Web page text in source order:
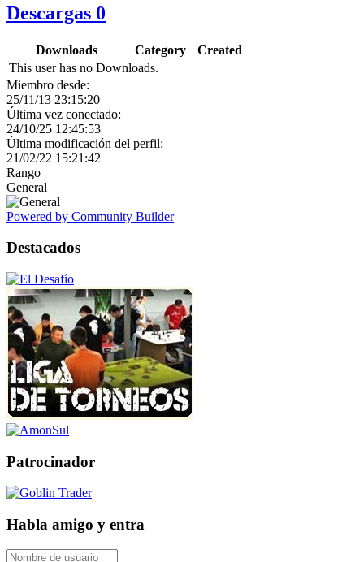
Descargas 0
Downloads Category
Created
This user has no Downloads.
Miembro desde:
25/11/13 23:15:20
Última vez conectado:
24/10/25 12:45:53
Última modificación del perfil:
21/02/22 15:21:42
Rango
General
Powered by Community Builder
Destacados
Patrocinador
Habla amigo y entra